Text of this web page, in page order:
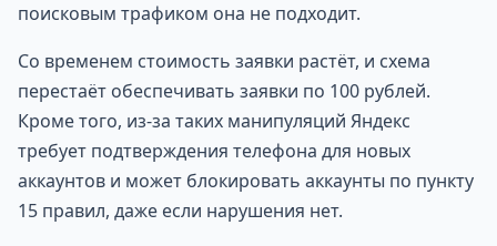
поисковым трафиком она не подходит.
Со временем стоимость заявки растёт, и схема
перестаёт обеспечивать заявки по 100 рублей.
Кроме того, из-за таких манипуляций Яндекс
требует подтверждения телефона для новых
аккаунтов и может блокировать аккаунты по пункту
15 правил, даже если нарушения нет.